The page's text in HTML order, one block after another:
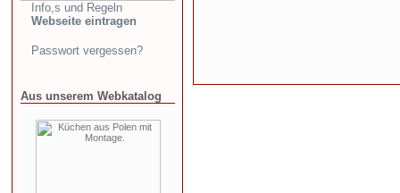
Info,s und Regeln
Webseite eintragen
Passwort vergessen?
Aus unserem Webkatalog